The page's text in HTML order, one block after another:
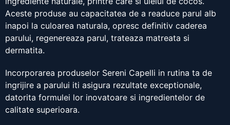
Aceste produse au capacitatea de a readuce parul alb
inapoi la culoarea naturala, opresc definitiv caderea
parului, regenereaza parul, trateaza matreata si
dermatita.
Incorporarea produselor Sereni Capelli in rutina ta de
ingrijire a parului iti asigura rezultate exceptionale,
datorita formulei lor inovatoare si ingredientelor de
calitate superioara.